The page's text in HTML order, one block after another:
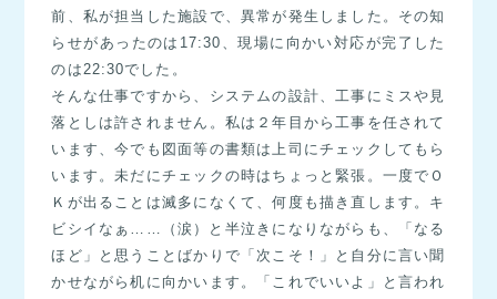
前、私が担当した施設で、異常が発生しました。その知
らせがあったのは17:30、現場に向かい対応が完了した
のは22:30でした。
そんな仕事ですから、システムの設計、工事にミスや見
落としは許されません。私は２年目から工事を任されて
います、今でも図面等の書類は上司にチェックしてもら
います。未だにチェックの時はちょっと緊張。一度でＯ
Ｋが出ることは滅多になくて、何度も描き直します。キ
ビシイなぁ……（涙）と半泣きになりながらも、「なる
ほど」と思うことばかりで「次こそ！」と自分に言い聞
かせながら机に向かいます。「これでいいよ」と言われ